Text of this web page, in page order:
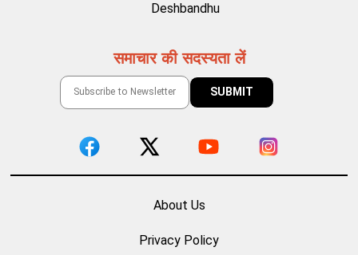
Deshbandhu
समाचार की सदस्यता लें
About Us
Privacy Policy